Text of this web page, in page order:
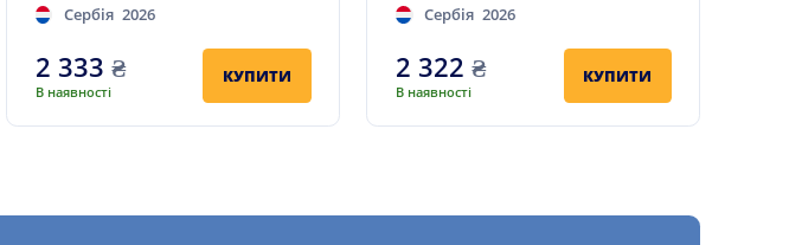
Сербія 2026
2 333 ₴
В наявності
КУПИТИ
Сербія 2026
2 322 ₴
В наявності
КУПИТИ